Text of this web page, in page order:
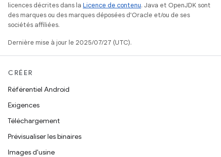
licences décrites dans la Licence de contenu. Java et OpenJDK sont
des marques ou des marques déposées d'Oracle et/ou de ses
sociétés affiliées.
Dernière mise à jour le 2025/07/27 (UTC).
CRÉER
Référentiel Android
Exigences
Téléchargement
Prévisualiser les binaires
Images d'usine